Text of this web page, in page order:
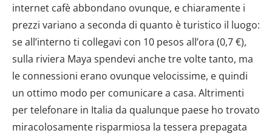
internet cafè abbondano ovunque, e chiaramente i
prezzi variano a seconda di quanto è turistico il luogo:
se all’interno ti collegavi con 10 pesos all’ora (0,7 €),
sulla riviera Maya spendevi anche tre volte tanto, ma
le connessioni erano ovunque velocissime, e quindi
un ottimo modo per comunicare a casa. Altrimenti
per telefonare in Italia da qualunque paese ho trovato
miracolosamente risparmiosa la tessera prepagata